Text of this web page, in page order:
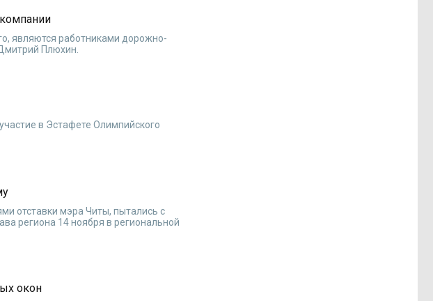
являются работниками дорожно-
Плюхин.
в Эстафете Олимпийского
отставки мэра Читы, пытались с
региона 14 ноября в региональной
окон